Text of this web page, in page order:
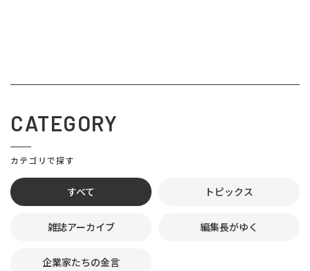
CATEGORY
カテゴリで探す
すべて トピックス
雑誌アーカイブ 編集長がゆく
企業家たちの金言